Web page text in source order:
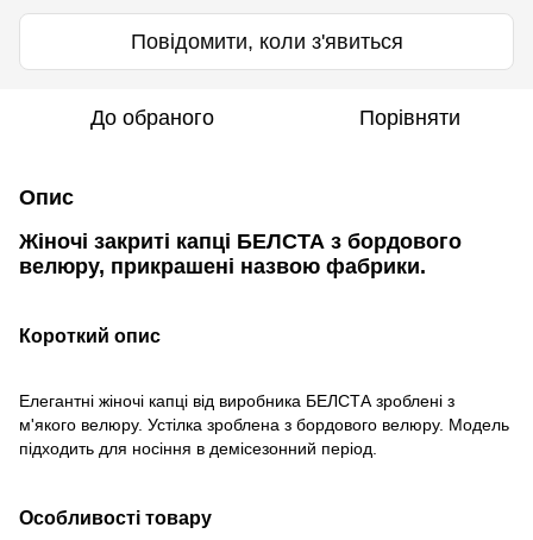
Повідомити, коли з'явиться
До обраного Порівняти
Опис
Жіночі закриті капці БЕЛСТА з бордового
велюру, прикрашені назвою фабрики.
Короткий опис
Елегантні жіночі капці від виробника БЕЛСТА зроблені з
м'якого велюру. Устілка зроблена з бордового велюру. Модель
підходить для носіння в демісезонний період.
Особливості товару